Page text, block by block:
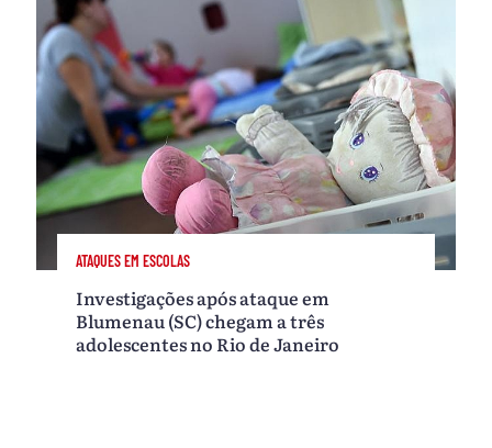
ATAQUES EM ESCOLAS
Investigações após ataque em
Blumenau (SC) chegam a três
adolescentes no Rio de Janeiro